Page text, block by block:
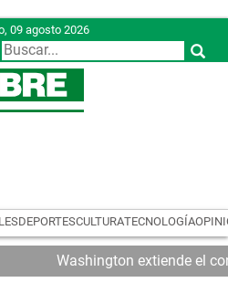
09 agosto 2026
DEPORTESCULTURATECNOLOGÍA
Washington extiende el